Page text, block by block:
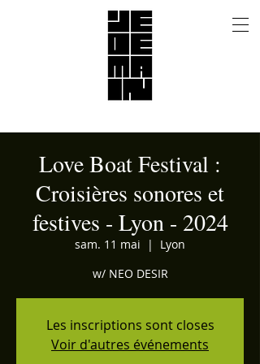
Love Boat Festival :
Croisières sonores et
festives - Lyon - 2024
sam. 11 mai
  |
Lyon
w/ NEO DESIR
Les inscriptions sont closes
Voir d'autres événements